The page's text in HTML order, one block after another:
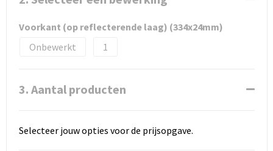
Voorkant (op reflecterende laag) (334x24mm)
Onbewerkt
1
3. Aantal producten
Selecteer jouw opties voor de prijsopgave.